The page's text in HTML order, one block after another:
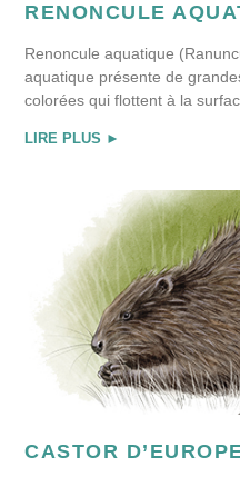
RENONCULE
Renoncule aquatique
aquatique présente de
colorées qui flottent à la
LIRE PLUS ►
CASTOR